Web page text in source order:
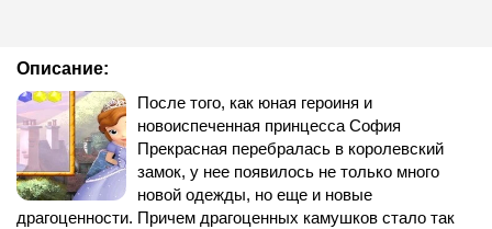
Описание:
После того, как юная героиня и
новоиспеченная принцесса София
Прекрасная перебралась в королевский
замок, у нее появилось не только много
новой одежды, но еще и новые
драгоценности. Причем драгоценных камушков стало так